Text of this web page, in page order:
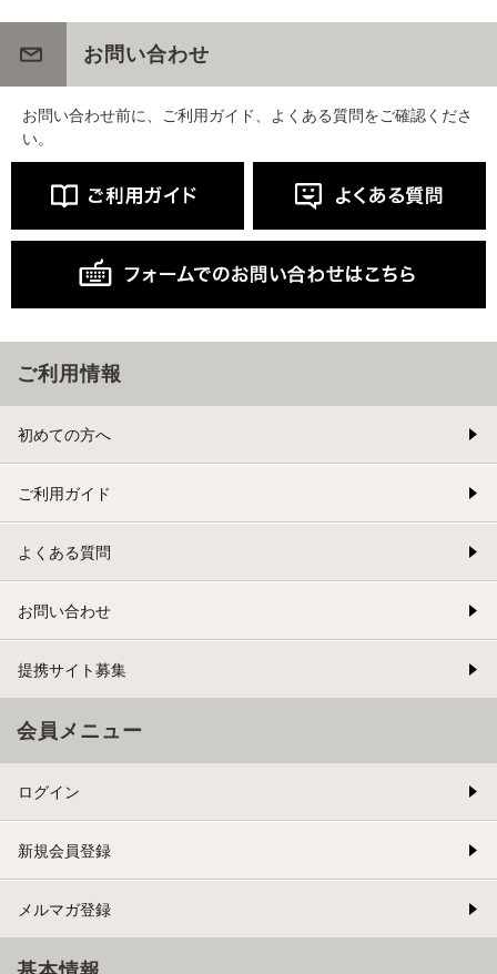
お問い合わせ
お問い合わせ前に、ご利用ガイド、よくある質問をご確認くださ
い。
ご利用情報
初めての方へ
ご利用ガイド
よくある質問
お問い合わせ
提携サイト募集
会員メニュー
ログイン
新規会員登録
メルマガ登録